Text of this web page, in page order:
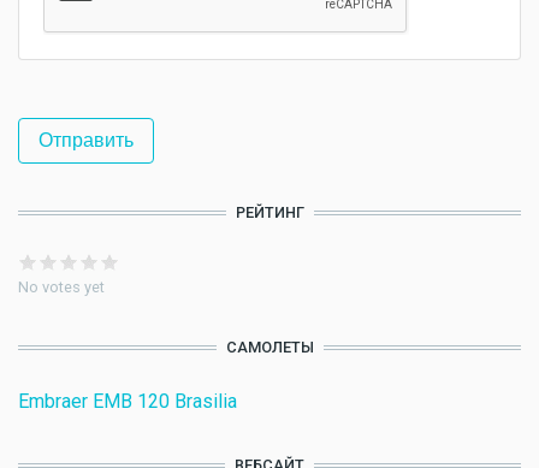
РЕЙТИНГ
No votes yet
САМОЛЕТЫ
Embraer EMB 120 Brasilia